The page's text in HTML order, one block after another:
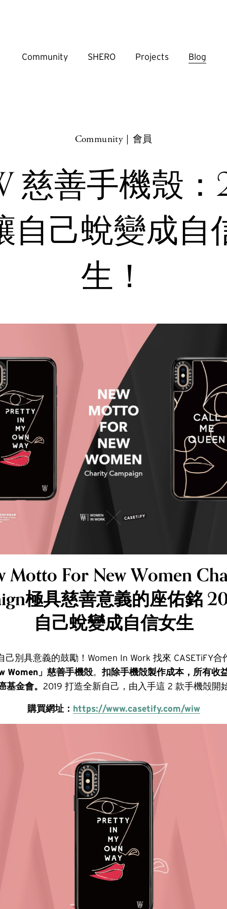
Community SHERO Projects Blog
慈善手機殼：
自己蛻變成自
生！
Community｜會員
Motto For New Women
極具慈善意義的座佑銘
自己蛻變成自信女生
己別具意義的鼓勵！Women In Work 找來 CASETiFY合
Women」慈善手機殻。扣除手機殻製作成本，所有收
基金會。 2019 打造全新自己，由入手這 2 款手機殻開
購買網址： https://www.casetify.com/wiw